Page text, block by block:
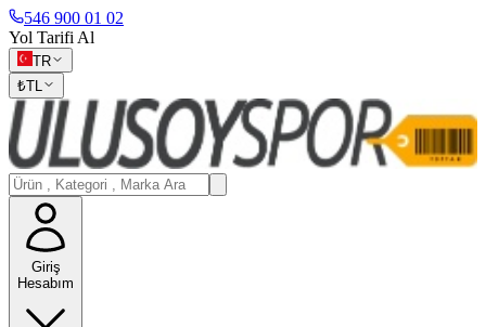
546 900 01 02
Yol Tarifi Al
TR
₺TL
Giriş
Hesabım